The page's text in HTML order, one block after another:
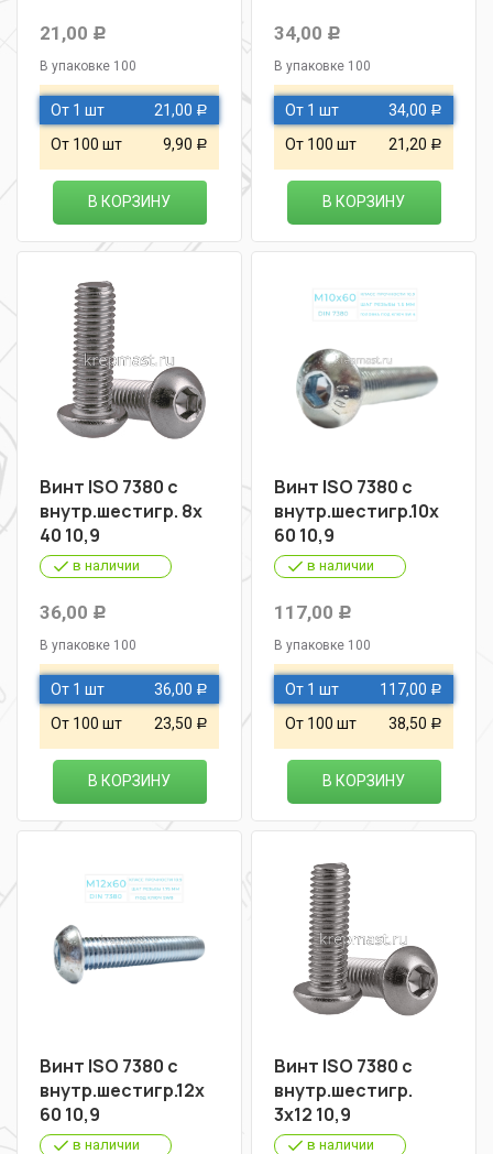
21,00 Р
В упаковке 100
От 1 шт 21,00 Р
От 100 шт 9,90 Р
В КОРЗИНУ
34,00 Р
В упаковке 100
От 1 шт 34,00 Р
От 100 шт 21,20 Р
В КОРЗИНУ
Винт ISO 7380 с
внутр.шестигр. 8х
40 10,9
в наличии
36,00 Р
В упаковке 100
От 1 шт 36,00 Р
От 100 шт 23,50 Р
В КОРЗИНУ
Винт ISO 7380 с
внутр.шестигр.10х
60 10,9
в наличии
117,00 Р
В упаковке 100
От 1 шт 117,00 Р
От 100 шт 38,50 Р
В КОРЗИНУ
Винт ISO 7380 с
внутр.шестигр.12х
60 10,9
в наличии
Винт ISO 7380 с
внутр.шестигр.
3х12 10,9
в наличии